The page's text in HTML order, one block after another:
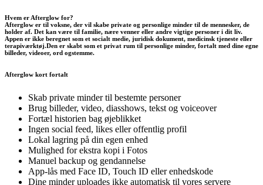
Hvem er Afterglow for?
Afterglow er til voksne, der vil skabe private og personlige minder til de mennesker, de
holder af. Det kan være til familie, nære venner eller andre vigtige personer i dit liv.
Appen er ikke beregnet som et socialt medie, juridisk dokument, medicinsk tjeneste eller
terapiværktøj.Den er skabt som et privat rum til personlige minder, fortalt med dine egne
billeder, videoer, ord ogstemme.
Afterglow kort fortalt
Skab private minder til bestemte personer
Brug billeder, video, diasshows, tekst og voiceover
Fortæl historien bag øjeblikket
Ingen social feed, likes eller offentlig profil
Lokal lagring på din egen enhed
Mulighed for ekstra kopi i Fotos
Manuel backup og gendannelse
App-lås med Face ID, Touch ID eller enhedskode
Dine minder uploades ikke automatisk til vores servere